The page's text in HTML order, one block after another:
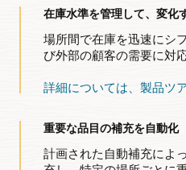
インバウンド・トランザクシ
化。サプライヤー、内部転送
商品またはサービス受入の会
得原価の変更を効率的に確認
在庫およびコスト管理機能
在庫水準を管理して、変化
場所間で在庫を迅速にシ
び外部の顧客の需要に対応
詳細については、製品ツ
重要な品目の補充を自動化
計画された自動補充によ